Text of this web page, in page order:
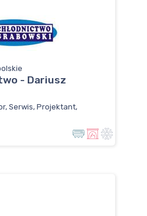
- Dariusz
Serwis, Projektant,